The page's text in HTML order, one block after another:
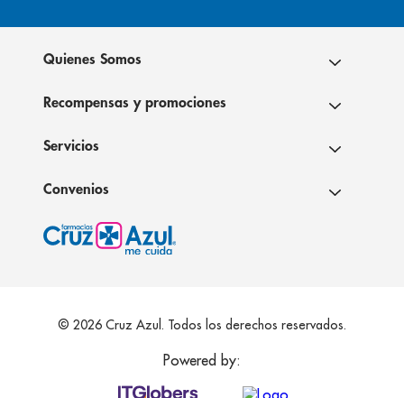
Quienes Somos
Recompensas y promociones
Servicios
Convenios
© 2026 Cruz Azul. Todos los derechos reservados.
Powered by: